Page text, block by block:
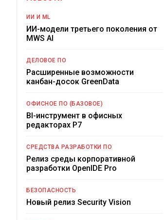
ИИ И ML
ИИ-модели третьего поколения от
MWS AI
ДЕЛОВОЕ ПО
Расширенные возможности
канбан-досок GreenData
ОФИСНОЕ ПО (БАЗОВОЕ)
BI-инструмент в офисных
редакторах Р7
СРЕДСТВА РАЗРАБОТКИ ПО
Релиз среды корпоративной
разработки OpenIDE Pro
БЕЗОПАСНОСТЬ
Новый релиз Security Vision